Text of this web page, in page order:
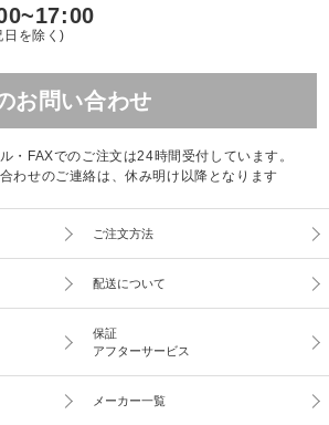
日を除く)
お問い合わせ
・FAXでのご注文は24時間受付しています。
わせのご連絡は、休み明け以降となります
ご注文方法
配送について
保証
アフターサービス
メーカー一覧